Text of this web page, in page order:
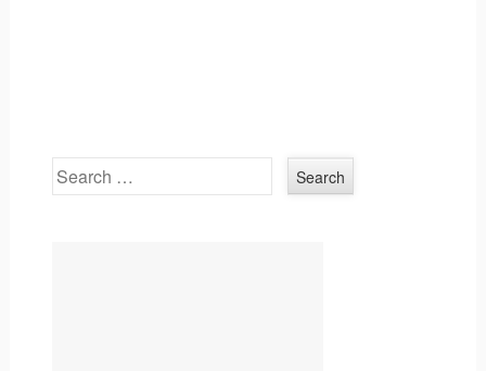
Search